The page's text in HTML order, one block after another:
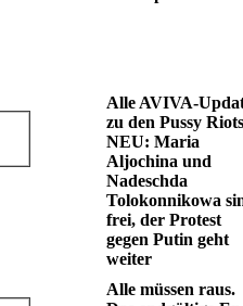
Alle AVIVA-
zu den Pussy
NEU: Maria
Aljochina und
Nadeschda
Tolokonnikowa
frei, der Protest
gegen Putin geht
weiter
Alle müssen raus.